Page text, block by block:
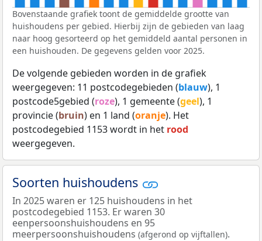
Bovenstaande grafiek toont de gemiddelde grootte van
huishoudens per gebied. Hierbij zijn de gebieden van laag
naar hoog gesorteerd op het gemiddeld aantal personen in
een huishouden. De gegevens gelden voor 2025.
De volgende gebieden worden in de grafiek
weergegeven: 11 postcodegebieden (blauw), 1
postcode5gebied (roze), 1 gemeente (geel), 1
provincie (bruin) en 1 land (oranje). Het
postcodegebied 1153 wordt in het rood
weergegeven.
Soorten huishoudens
In 2025 waren er 125 huishoudens in het
postcodegebied 1153. Er waren 30
eenpersoonshuishoudens en 95
meerpersoonshuishoudens (afgerond op vijftallen).